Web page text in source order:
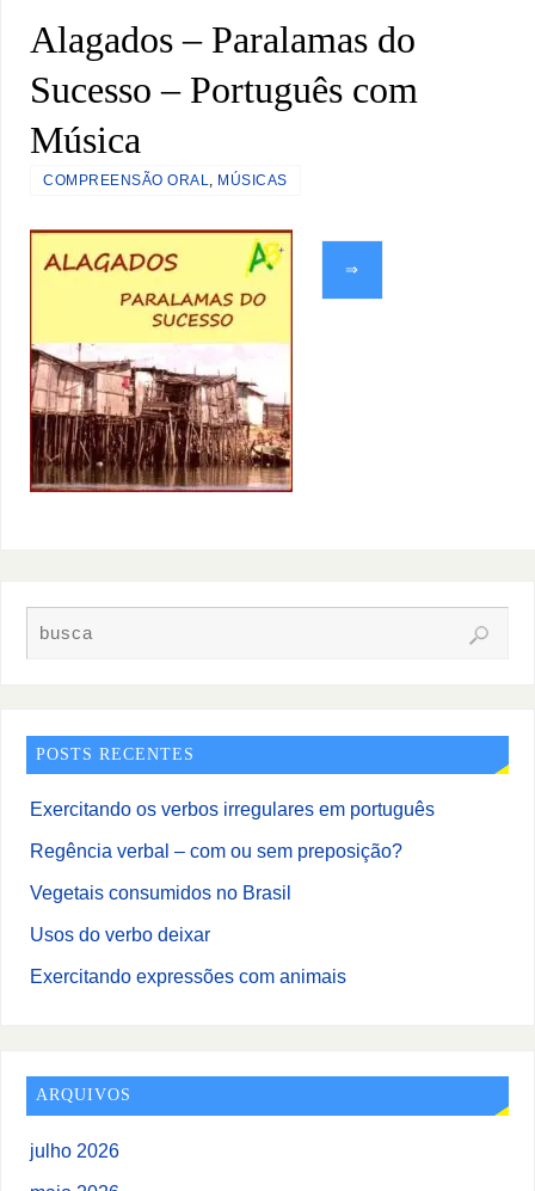
Alagados – Paralamas do
Sucesso – Português com
Música
COMPREENSÃO ORAL, MÚSICAS
⇒
POSTS RECENTES
Exercitando os verbos irregulares em português
Regência verbal – com ou sem preposição?
Vegetais consumidos no Brasil
Usos do verbo deixar
Exercitando expressões com animais
ARQUIVOS
julho 2026